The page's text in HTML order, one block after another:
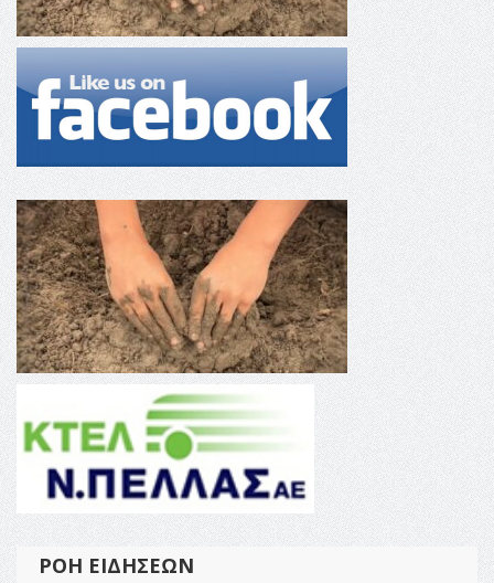
ΡΟΉ ΕΙΔΉΣΕΩΝ